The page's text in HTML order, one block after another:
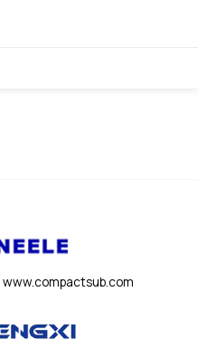
www.compactsub.com